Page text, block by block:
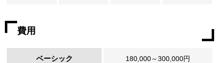
費用
ベーシック 180,000～300,000円